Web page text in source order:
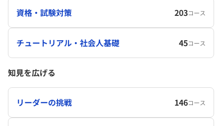
資格・試験対策 203コース
チュートリアル・社会人基礎 45コース
知見を広げる
リーダーの挑戦 146コース